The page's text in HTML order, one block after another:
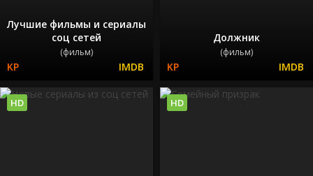
Лучшие фильмы и сериалы
соц сетей
(фильм)
Должник
(фильм)
HD HD